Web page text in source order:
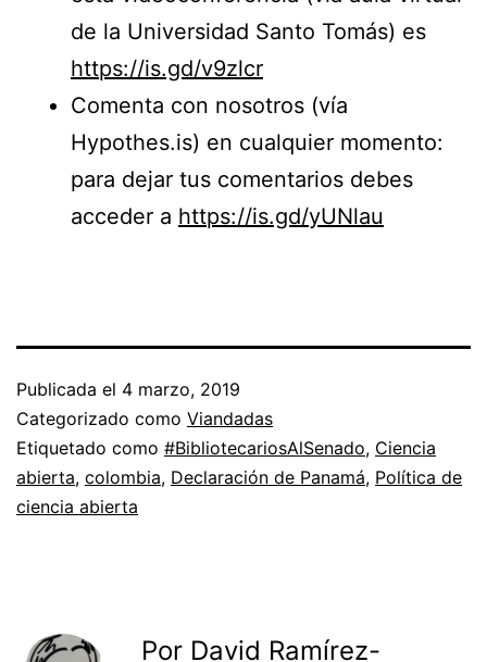
de la Universidad Santo Tomás) es
https://is.gd/v9zlcr
Comenta con nosotros (vía
Hypothes.is) en cualquier momento:
para dejar tus comentarios debes
acceder a https://is.gd/yUNlau
Publicada el 4 marzo, 2019
Categorizado como Viandadas
Etiquetado como #BibliotecariosAlSenado, Ciencia
abierta, colombia, Declaración de Panamá, Política de
ciencia abierta
Por David Ramírez-